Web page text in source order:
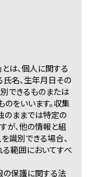
は、個人に関する
氏名、生年月日その
できるものまたは
をいいます。収集
のままでは特定の
が、他の情報と組
識別できる場合、
範囲においてすべ
の保護に関する法